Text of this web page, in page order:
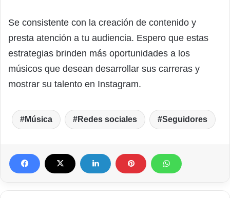
Se consistente con la creación de contenido y
presta atención a tu audiencia. Espero que estas
estrategias brinden más oportunidades a los
músicos que desean desarrollar sus carreras y
mostrar su talento en Instagram.
Música Redes sociales Seguidores